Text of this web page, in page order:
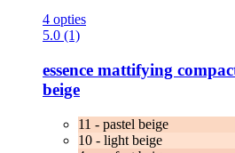
4 opties
5.0 (1)
essence mattifying
beige
11 - pastel beige
10 - light beige